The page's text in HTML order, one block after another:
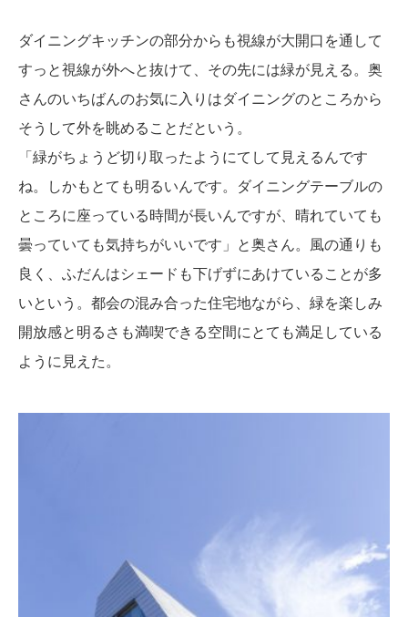
ダイニングキッチンの部分からも視線が大開口を通して
すっと視線が外へと抜けて、その先には緑が見える。奥
さんのいちばんのお気に入りはダイニングのところから
そうして外を眺めることだという。
「緑がちょうど切り取ったようにてして見えるんです
ね。しかもとても明るいんです。ダイニングテーブルの
ところに座っている時間が長いんですが、晴れていても
曇っていても気持ちがいいです」と奥さん。風の通りも
良く、ふだんはシェードも下げずにあけていることが多
いという。都会の混み合った住宅地ながら、緑を楽しみ
開放感と明るさも満喫できる空間にとても満足している
ように見えた。